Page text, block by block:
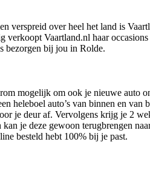
verspreid over heel het land is
verkoopt Vaartland.nl haar
bezorgen bij jou in Rolde.
mogelijk om ook je nieuwe auto
heleboel auto’s van binnen en van
je deur af. Vervolgens krijg je 2
je deze gewoon terugbrengen
besteld hebt 100% bij je past.